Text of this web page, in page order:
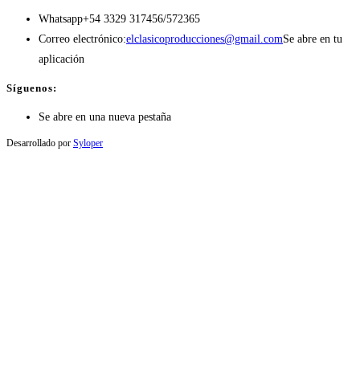
Whatsapp+54 3329 317456/572365
Correo electrónico:elclasicoproducciones@gmail.comSe abre en tu
aplicación
Síguenos:
Se abre en una nueva pestaña
Desarrollado por Syloper